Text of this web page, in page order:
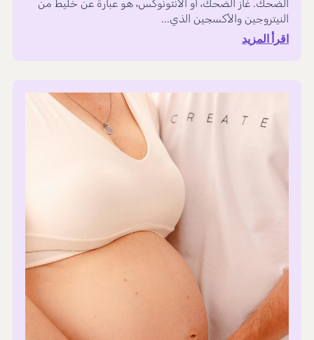
الضحك. غاز الضحك، أو الانتونوكس، هو عبارة عن خليط من
النيتروجين والأكسجين الذي...
اقرأ المزيد